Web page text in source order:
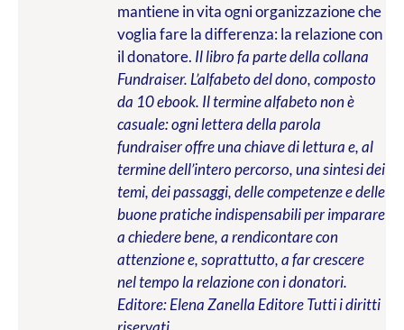
mantiene in vita ogni organizzazione che
voglia fare la differenza: la relazione con
il donatore. Il libro fa parte della collana
Fundraiser. L’alfabeto del dono, composto
da 10 ebook. Il termine alfabeto non è
casuale: ogni lettera della parola
fundraiser offre una chiave di lettura e, al
termine dell’intero percorso, una sintesi dei
temi, dei passaggi, delle competenze e delle
buone pratiche indispensabili per imparare
a chiedere bene, a rendicontare con
attenzione e, soprattutto, a far crescere
nel tempo la relazione con i donatori.
Editore: Elena Zanella EditoreTutti i diritti